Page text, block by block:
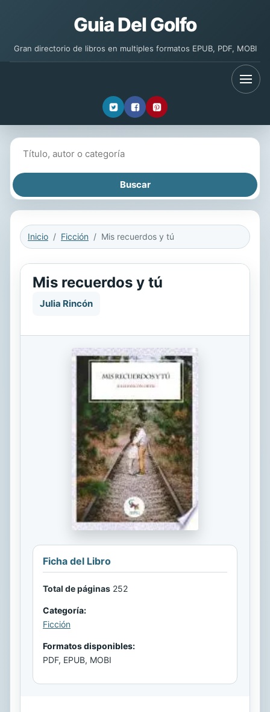
Guia Del Golfo
Gran directorio de libros en multiples formatos EPUB, PDF, MOBI
Inicio Ficción Mis recuerdos y tú
Mis recuerdos y tú
Julia Rincón
Ficha del Libro
Total de páginas 252
Categoría:
Ficción
Formatos disponibles:
PDF, EPUB, MOBI